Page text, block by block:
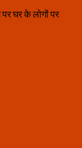
घर के लोगों पर